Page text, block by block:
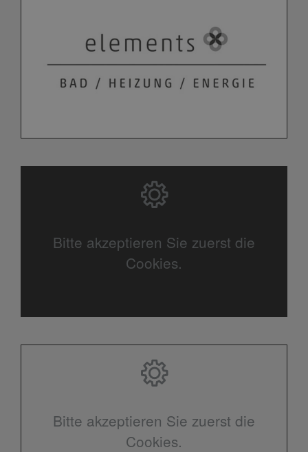
Bitte akzeptieren Sie zuerst die
Cookies.
Bitte akzeptieren Sie zuerst die
Cookies.